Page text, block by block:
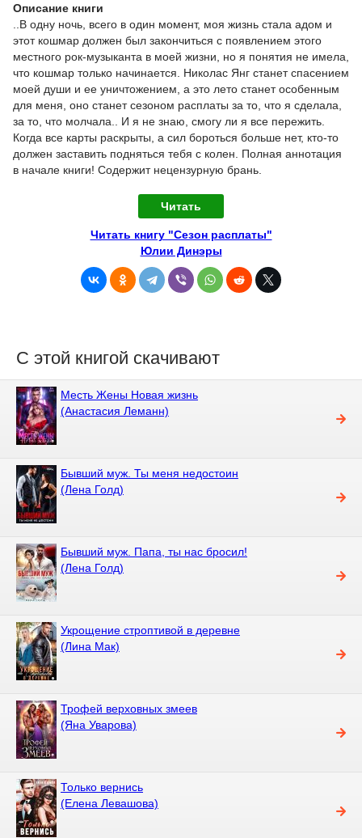
Описание книги
..В одну ночь, всего в один момент, моя жизнь стала адом и
этот кошмар должен был закончиться с появлением этого
местного рок-музыканта в моей жизни, но я понятия не имела,
что кошмар только начинается. Николас Янг станет спасением
моей души и ее уничтожением, а это лето станет особенным
для меня, оно станет сезоном расплаты за то, что я сделала,
за то, что молчала.. И я не знаю, смогу ли я все пережить.
Когда все карты раскрыты, а сил бороться больше нет, кто-то
должен заставить подняться тебя с колен. Полная аннотация
в начале книги! Содержит нецензурную брань.
Читать
Читать книгу "Сезон расплаты"
Юлии Динэры
С этой книгой скачивают
Месть Жены Новая жизнь
(Анастасия Леманн)
Бывший муж. Ты меня недостоин
(Лена Голд)
Бывший муж. Папа, ты нас бросил!
(Лена Голд)
Укрощение строптивой в деревне
(Лина Мак)
Трофей верховных змеев
(Яна Уварова)
Только вернись
(Елена Левашова)